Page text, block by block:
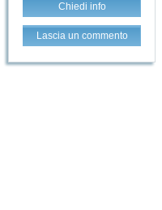
Chiedi info
Lascia un commento